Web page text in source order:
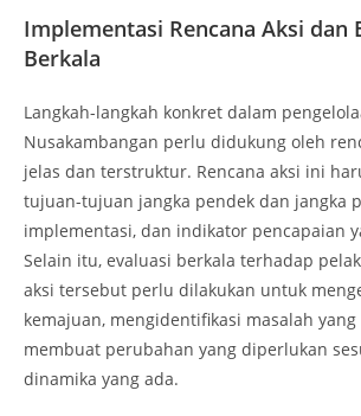
Implementasi Rencana Aksi dan
Berkala
Langkah-langkah konkret dalam
Nusakambangan perlu didukung oleh
jelas dan terstruktur. Rencana aksi ini
tujuan-tujuan jangka pendek dan jangka
implementasi, dan indikator pencapaian
Selain itu, evaluasi berkala terhadap
aksi tersebut perlu dilakukan untuk
kemajuan, mengidentifikasi masalah
membuat perubahan yang diperlukan
dinamika yang ada.